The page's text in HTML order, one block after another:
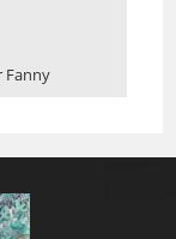
Fanny